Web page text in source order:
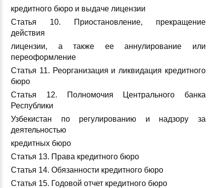
кредитного бюро и выдаче лицензии
Статья 10. Приостановление, прекращение
действия
лицензии, а также ее аннулирование или
переоформление
Статья 11. Реорганизация и ликвидация кредитного
бюро
Статья 12. Полномочия Центрального банка
Республики
Узбекистан по регулированию и надзору за
деятельностью
кредитных бюро
Статья 13. Права кредитного бюро
Статья 14. Обязанности кредитного бюро
Статья 15. Годовой отчет кредитного бюро